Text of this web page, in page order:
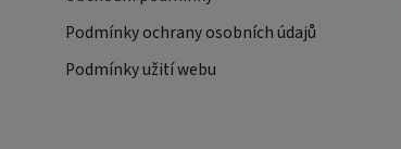
Podmínky ochrany osobních údajů
Podmínky užití webu